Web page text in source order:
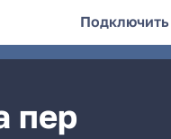
Подключить
пер